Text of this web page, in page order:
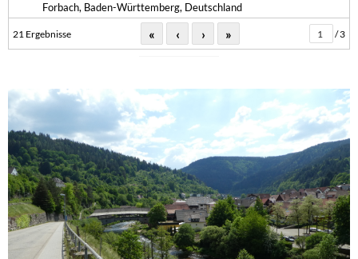
Forbach, Baden-Württemberg, Deutschland
21 Ergebnisse « ‹ › » / 3